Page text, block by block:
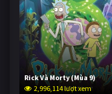
Rick Và Morty (Mùa 9)
2,996,114 lượt xem